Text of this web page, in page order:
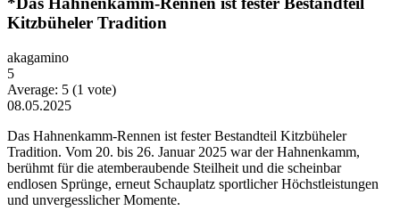
Kitzbüheler Tradition
akagamino
5
Average: 5 (1 vote)
08.05.2025
Das Hahnenkamm-Rennen ist fester Bestandteil Kitzbüheler
Tradition. Vom 20. bis 26. Januar 2025 war der Hahnenkamm,
berühmt für die atemberaubende Steilheit und die scheinbar
endlosen Sprünge, erneut Schauplatz sportlicher Höchstleistungen
und unvergesslicher Momente.